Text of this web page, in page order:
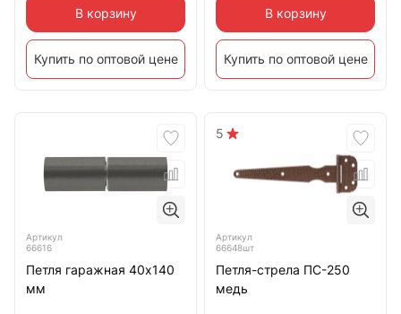
В корзину
Купить по оптовой цене
В корзину
Купить по оптовой цене
Артикул
66616
Петля гаражная 40х140
мм
5
Артикул
66648шт
Петля-стрела ПС-250
медь